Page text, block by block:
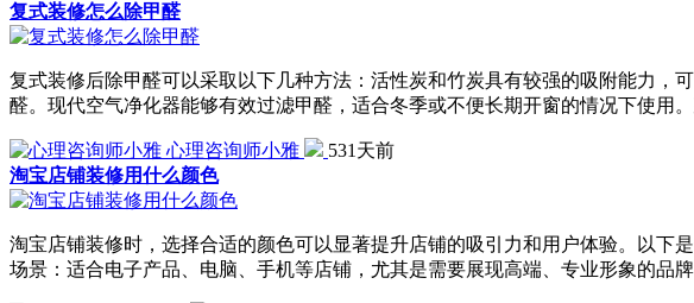
复式装修怎么除甲醛
复式装修后除甲醛可以采取以下几种方法：活性炭和竹炭具有较强的吸附能力，
醛。现代空气净化器能够有效过滤甲醛，适合冬季或不便长期开窗的情况下使用
心理咨询师小雅
531天前
淘宝店铺装修用什么颜色
淘宝店铺装修时，选择合适的颜色可以显著提升店铺的吸引力和用户体验。以下
场景：适合电子产品、电脑、手机等店铺，尤其是需要展现高端、专业形象的品牌